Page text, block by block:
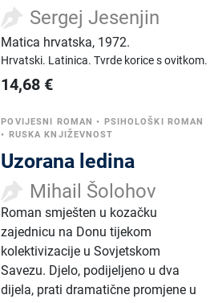
Sergej Jesenjin
Matica hrvatska, 1972.
Hrvatski. Latinica.Tvrde korice s ovitkom.
14,68 €
POVIJESNI ROMAN • PSIHOLOŠKI ROMAN
• RUSKA KNJIŽEVNOST
Uzorana ledina
Mihail Šolohov
Roman smješten u kozačku
zajednicu na Donu tijekom
kolektivizacije u Sovjetskom
Savezu. Djelo, podijeljeno u dva
dijela, prati dramatične promjene u